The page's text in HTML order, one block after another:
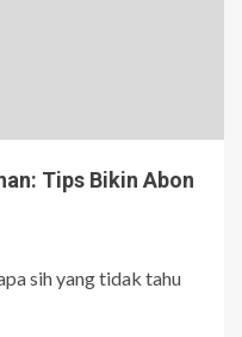
Tips Bikin Abon
sih yang tidak tahu